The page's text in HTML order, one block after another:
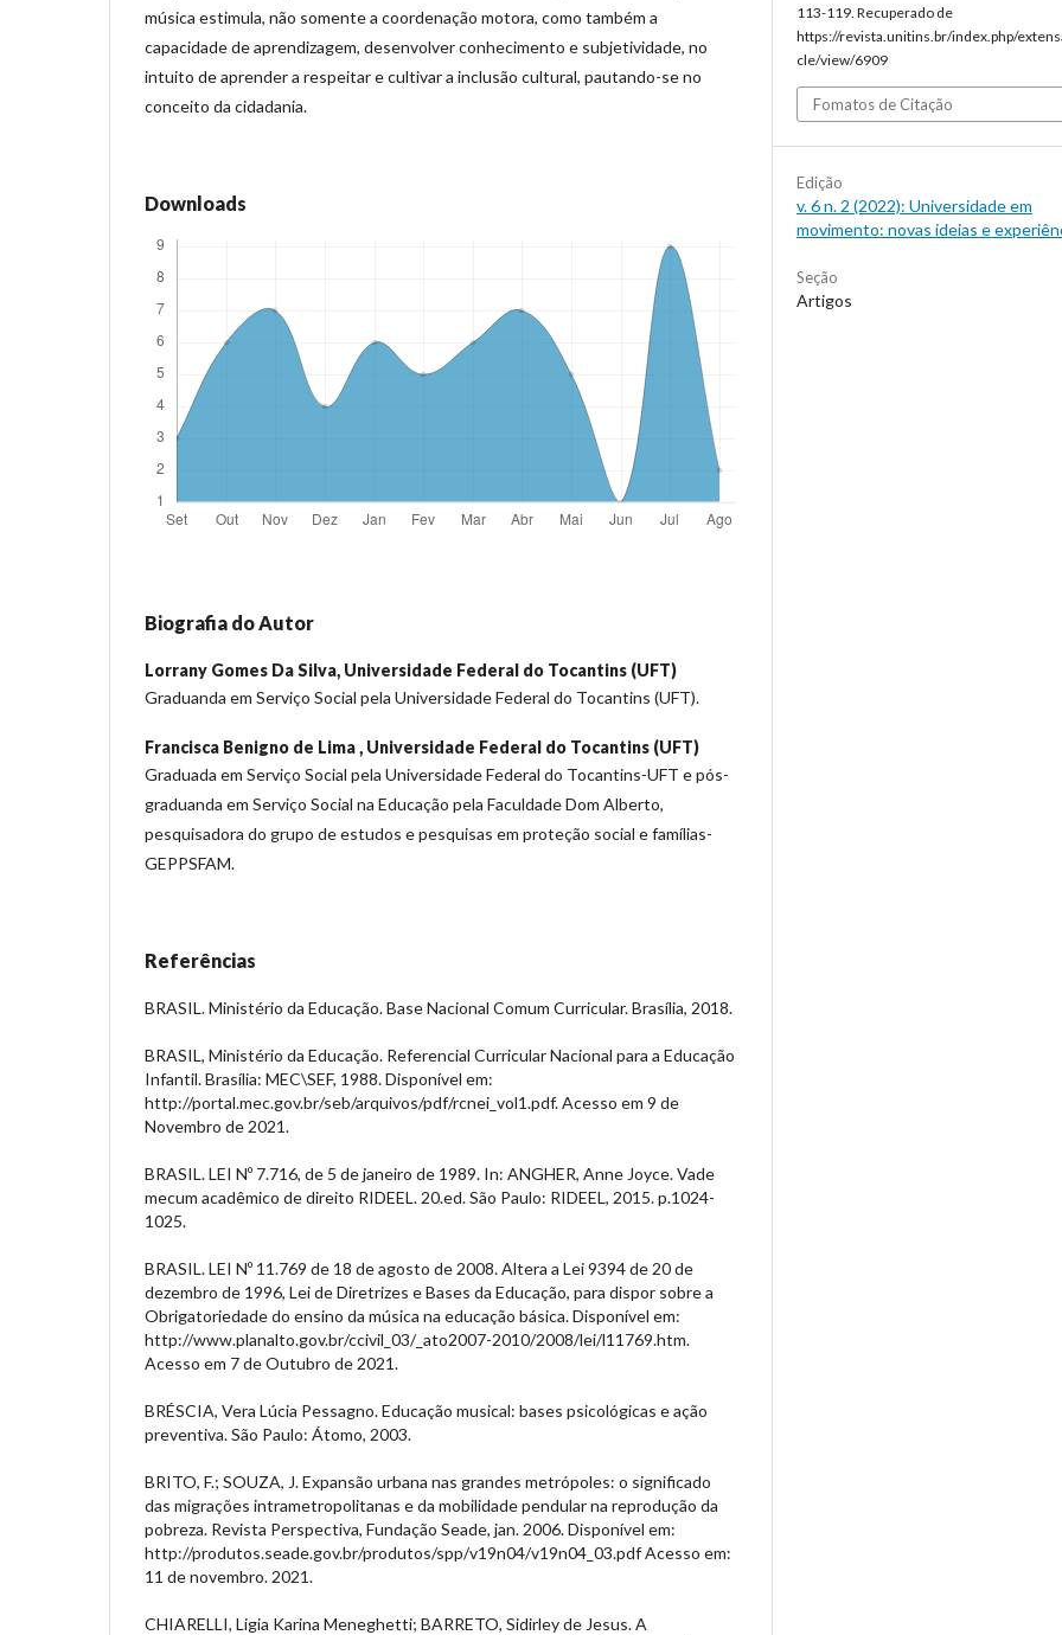
música estimula, não somente a coordenação motora, como também a
capacidade de aprendizagem, desenvolver conhecimento e subjetividade, no
intuito de aprender a respeitar e cultivar a inclusão cultural, pautando-se no
conceito da cidadania.
Downloads
Biografia do Autor
Lorrany Gomes Da Silva, Universidade Federal do Tocantins (UFT)
Graduanda em Serviço Social pela Universidade Federal do Tocantins (UFT).
Francisca Benigno de Lima , Universidade Federal do Tocantins (UFT)
Graduada em Serviço Social pela Universidade Federal do Tocantins-UFT e pós-
graduanda em Serviço Social na Educação pela Faculdade Dom Alberto,
pesquisadora do grupo de estudos e pesquisas em proteção social e famílias-
GEPPSFAM.
Referências
BRASIL. Ministério da Educação. Base Nacional Comum Curricular. Brasília, 2018.
BRASIL, Ministério da Educação. Referencial Curricular Nacional para a Educação
Infantil. Brasília: MEC\SEF, 1988. Disponível em:
http://portal.mec.gov.br/seb/arquivos/pdf/rcnei_vol1.pdf. Acesso em 9 de
Novembro de 2021.
BRASIL. LEI Nº 7.716, de 5 de janeiro de 1989. In: ANGHER, Anne Joyce. Vade
mecum acadêmico de direito RIDEEL. 20.ed. São Paulo: RIDEEL, 2015. p.1024-
1025.
BRASIL. LEI Nº 11.769 de 18 de agosto de 2008. Altera a Lei 9394 de 20 de
dezembro de 1996, Lei de Diretrizes e Bases da Educação, para dispor sobre a
Obrigatoriedade do ensino da música na educação básica. Disponível em:
http://www.planalto.gov.br/ccivil_03/_ato2007-2010/2008/lei/l11769.htm.
Acesso em 7 de Outubro de 2021.
BRÉSCIA, Vera Lúcia Pessagno. Educação musical: bases psicológicas e ação
preventiva. São Paulo: Átomo, 2003.
BRITO, F.; SOUZA, J. Expansão urbana nas grandes metrópoles: o significado
das migrações intrametropolitanas e da mobilidade pendular na reprodução da
pobreza. Revista Perspectiva, Fundação Seade, jan. 2006. Disponível em:
http://produtos.seade.gov.br/produtos/spp/v19n04/v19n04_03.pdf Acesso em:
11 de novembro. 2021.
CHIARELLI, Ligia Karina Meneghetti; BARRETO, Sidirley de Jesus. A
113-119. Recuperado de
https://revista.unitins.br/index.php/
cle/view/6909
Fomatos de Citação
Edição
v. 6 n. 2 (2022): Universidade em
movimento: novas ideias e
Seção
Artigos